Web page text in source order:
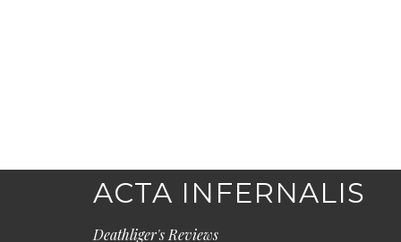
ACTA INFERNALIS
Deathliger's Reviews